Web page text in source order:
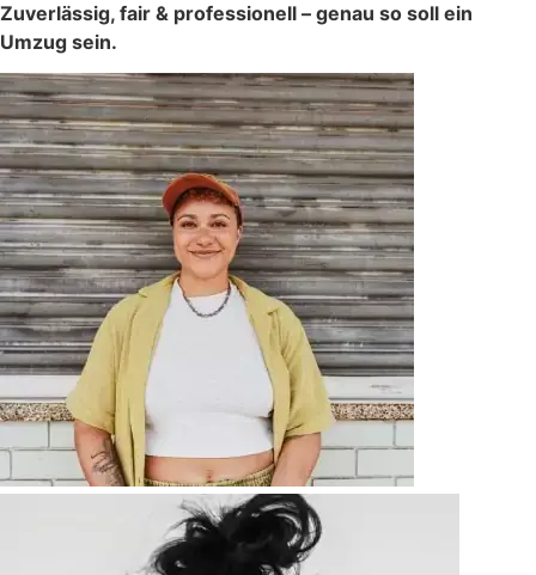
Zuverlässig, fair & professionell – genau so soll ein
Umzug sein.